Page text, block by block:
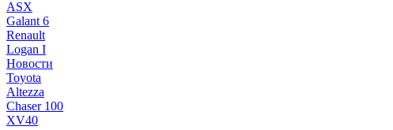
ASX
Galant 6
Renault
Logan I
Новости
Toyota
Altezza
Chaser 100
XV40